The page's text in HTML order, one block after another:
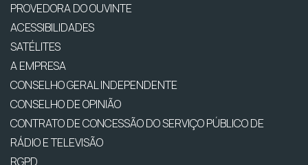
PROVEDORA DO OUVINTE
ACESSIBILIDADES
SATÉLITES
A EMPRESA
CONSELHO GERAL INDEPENDENTE
CONSELHO DE OPINIÃO
CONTRATO DE CONCESSÃO DO SERVIÇO PÚBLICO DE
RÁDIO E TELEVISÃO
RGPD